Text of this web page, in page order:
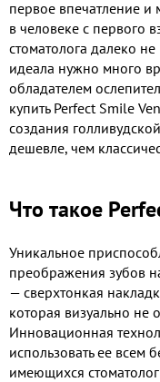
первое впечатление и
в человеке с первого
стоматолога далеко
идеала нужно много
обладателем
купить Perfect Smile
создания
дешевле, чем
Что такое
Уникальное
преображения зубов
— сверхтонкая
которая визуально не
Инновационная
использовать ее всем
имеющихся